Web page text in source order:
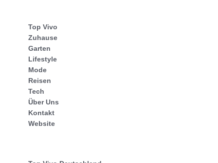
Top Vivo
Zuhause
Garten
Lifestyle
Mode
Reisen
Tech
Über Uns
Kontakt
Website